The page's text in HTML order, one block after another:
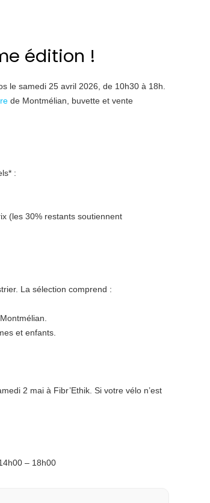
édition !
le samedi 25 avril 2026, de 10h30 à 18h.
de Montmélian, buvette et vente
:
(les 30% restants soutiennent
La sélection comprend :
et enfants.
2 mai à Fibr’Ethik. Si votre vélo n’est
– 18h00